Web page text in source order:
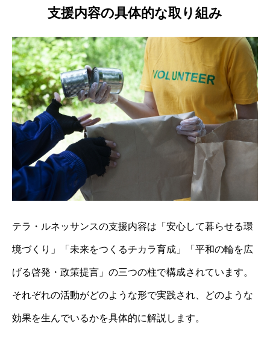
支援内容の具体的な取り組み
テラ・ルネッサンスの支援内容は「安心して暮らせる環
境づくり」「未来をつくるチカラ育成」「平和の輪を広
げる啓発・政策提言」の三つの柱で構成されています。
それぞれの活動がどのような形で実践され、どのような
効果を生んでいるかを具体的に解説します。